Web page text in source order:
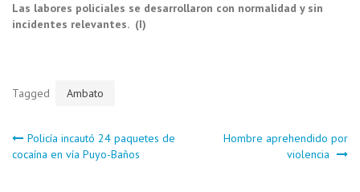
Las labores policiales se desarrollaron con normalidad y sin
incidentes relevantes. (I)
Tagged Ambato
Navegación
Policía incautó 24 paquetes de
cocaína en vía Puyo-Baños
Hombre aprehendido por
violencia